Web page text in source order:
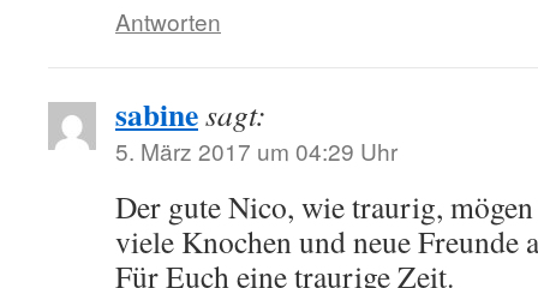
Antworten
sabinesagt:
5. März 2017 um 04:29 Uhr
Der gute Nico, wie traurig,
viele Knochen und neue Freunde
Für Euch eine traurige Zeit.